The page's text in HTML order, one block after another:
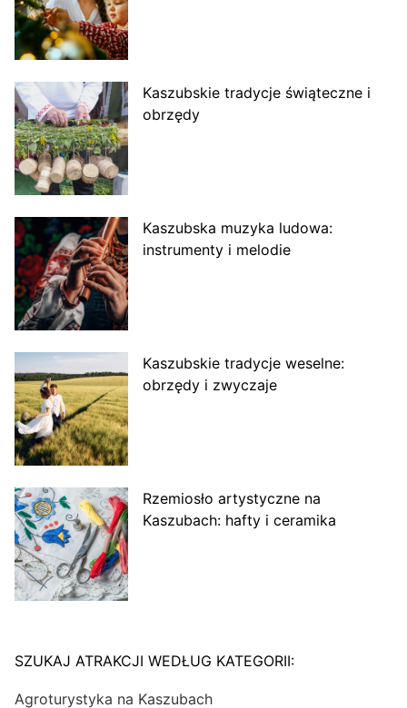
Kaszubskie tradycje świąteczne i
obrzędy
Kaszubska muzyka ludowa:
instrumenty i melodie
Kaszubskie tradycje weselne:
obrzędy i zwyczaje
Rzemiosło artystyczne na
Kaszubach: hafty i ceramika
SZUKAJ ATRAKCJI WEDŁUG KATEGORII:
Agroturystyka na Kaszubach